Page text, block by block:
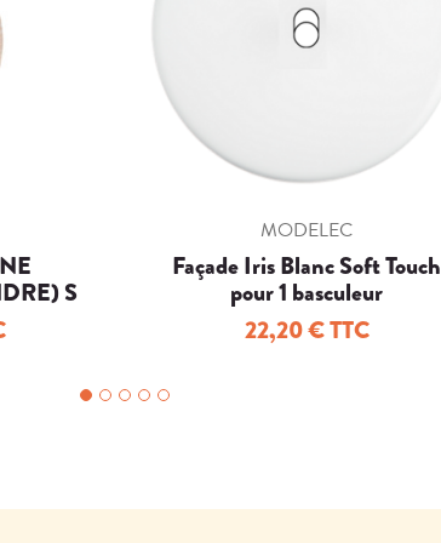
S
MODELEC
Façade Iris Blanc Soft Touch
pour 1 basculeur
22,20 € TTC